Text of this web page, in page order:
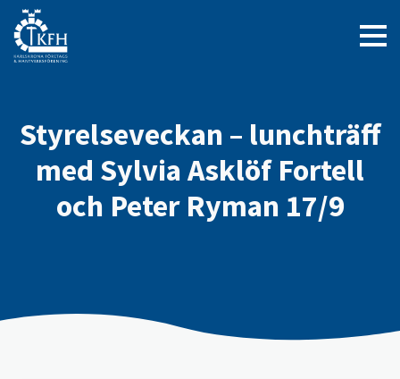
Styrelseveckan – lunchträff
med Sylvia Asklöf Fortell
och Peter Ryman 17/9